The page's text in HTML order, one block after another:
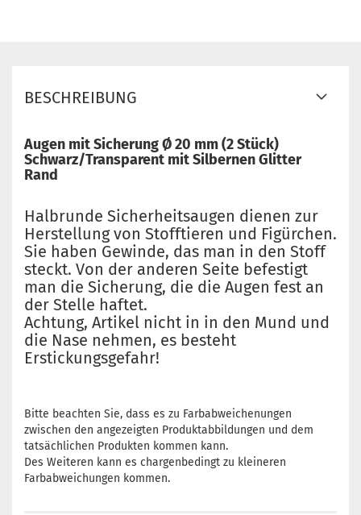
BESCHREIBUNG
Augen mit Sicherung Ø 20 mm (2 Stück)
Schwarz/Transparent mit Silbernen Glitter
Rand
Halbrunde Sicherheitsaugen dienen zur
Herstellung von Stofftieren und Figürchen.
Sie haben Gewinde, das man in den Stoff
steckt. Von der anderen Seite befestigt
man die Sicherung, die die Augen fest an
der Stelle haftet.
Achtung, Artikel nicht in in den Mund und
die Nase nehmen, es besteht
Erstickungsgefahr!
Bitte beachten Sie, dass es zu Farbabweichenungen
zwischen den angezeigten Produktabbildungen und dem
tatsächlichen Produkten kommen kann.
Des Weiteren kann es chargenbedingt zu kleineren
Farbabweichungen kommen.